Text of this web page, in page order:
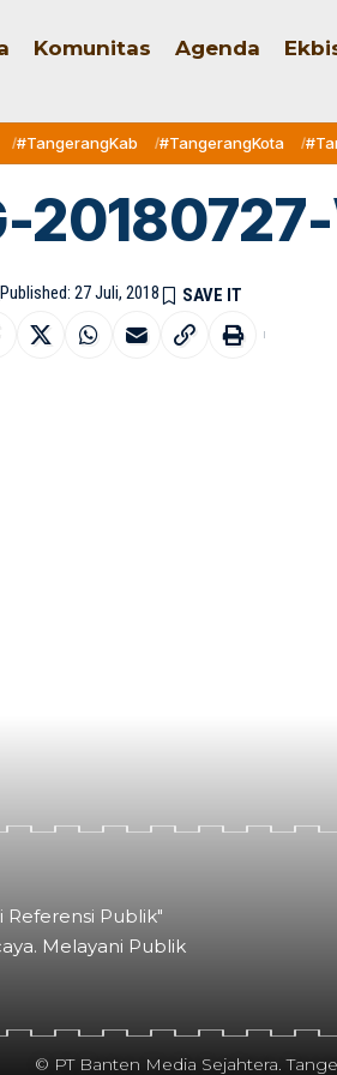
Komunitas Agenda
#TangerangKab #TangerangKota
Published: 27 Juli, 2018
Referensi Publik"
Melayani Publik
© PT Banten Media Sejahtera.